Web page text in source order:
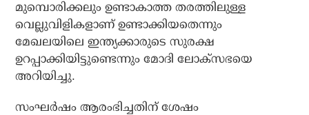
മുമ്പൊരിക്കലും ഉണ്ടാകാത്ത തരത്തിലുള്ള
വെല്ലുവിളികളാണ് ഉണ്ടാക്കിയതെന്നും
മേഖലയിലെ ഇന്ത്യക്കാരുടെ സുരക്ഷ
ഉറപ്പാക്കിയിട്ടുണ്ടെന്നും മോദി ലോക്‌സഭയെ
അറിയിച്ചു.
സംഘര്‍ഷം ആരംഭിച്ചതിന് ശേഷം